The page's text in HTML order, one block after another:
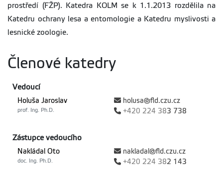
prostředí (FŽP). Katedra KOLM se k 1.1.2013 rozdělila na
Katedru ochrany lesa a entomologie a Katedru myslivosti a
lesnické zoologie.
Členové katedry
Vedoucí
Holuša Jaroslav
prof. Ing. Ph.D.
holusa@fld.czu.cz
+420 224 383 738
Zástupce vedoucího
Nakládal Oto
doc. Ing. Ph.D.
nakladal@fld.czu.cz
+420 224 382 143